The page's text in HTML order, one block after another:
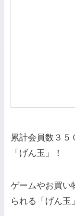
累計会員数３５
「げん玉」！
ゲームやお買い
られる「げん玉